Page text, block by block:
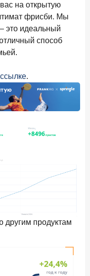
ИССЛЕДОВАНИЕ
выдач кредитов
ИССЛЕДОВАНИЕ
при открытии
ИССЛЕДОВАНИЕ
ИССЛЕДОВАНИЕ
выдач кредитов
-0,76
на открытую
фрисби. Мы
это идеальный
способ
.
другим продуктам